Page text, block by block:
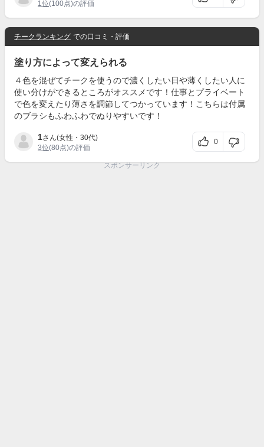
1位(100点)の評価
チークランキング での口コミ・評価
塗り方によって変えられる
４色を混ぜてチークを使うので濃くしたい日や薄くしたい人に
使い分けができるところがオススメです！仕事とプライベート
で色を変えたり薄さを調節してつかっています！こちらは付属
のブラシもふわふわでぬりやすいです！
1さん(女性・30代)
3位(80点)の評価
0
スポンサーリンク